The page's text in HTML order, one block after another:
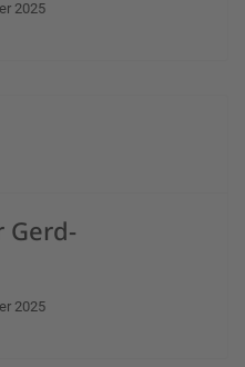
2025
Gerd-
2025